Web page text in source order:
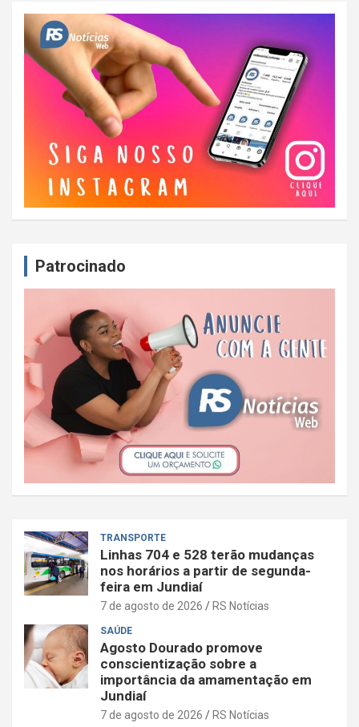
Patrocinado
TRANSPORTE
Linhas 704 e 528 terão mudanças
nos horários a partir de segunda-
feira em Jundiaí
7 de agosto de 2026 RS Notícias
SAÚDE
Agosto Dourado promove
conscientização sobre a
importância da amamentação em
Jundiaí
7 de agosto de 2026 RS Notícias